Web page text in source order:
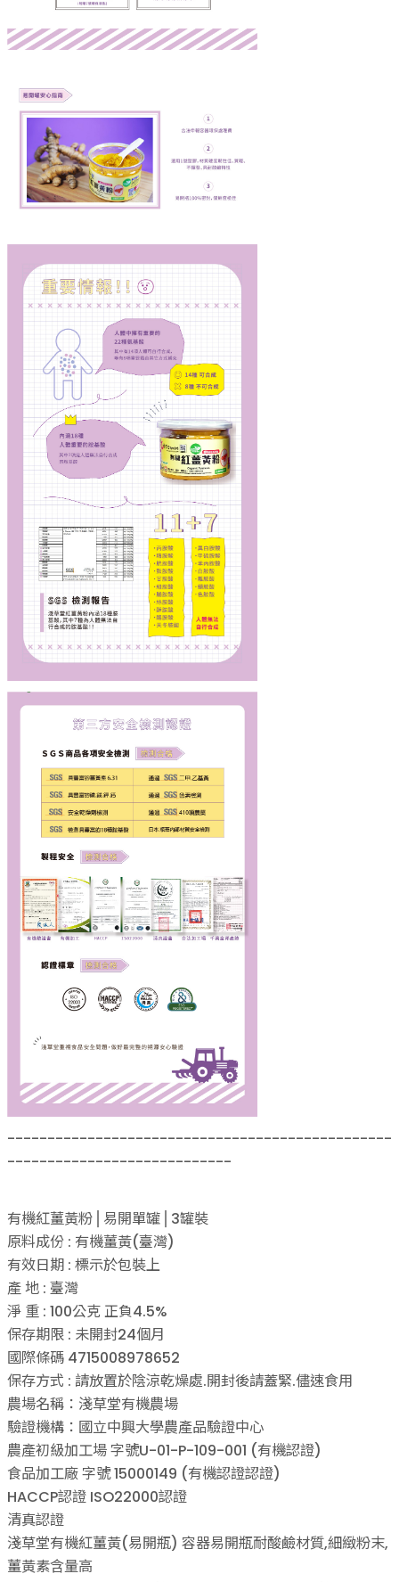
------------------------------------------------
----------------------------
有機紅薑黃粉⎪易開單罐⎪3罐裝
原料成份 : 有機薑黃(臺灣)
有效日期 : 標示於包裝上
產 地 : 臺灣
淨 重 : 100公克 正負4.5%
保存期限 : 未開封24個月
國際條碼 4715008978652
保存方式 : 請放置於陰涼乾燥處.開封後請蓋緊.儘速食用
農場名稱：淺草堂有機農場
驗證機構：國立中興大學農產品驗證中心
農產初級加工場 字號U-01-P-109-001 (有機認證)
食品加工廠 字號 15000149 (有機認證認證)
HACCP認證 ISO22000認證
清真認證
淺草堂有機紅薑黃(易開瓶) 容器易開瓶耐酸鹼材質,細緻粉末,
薑黃素含量高